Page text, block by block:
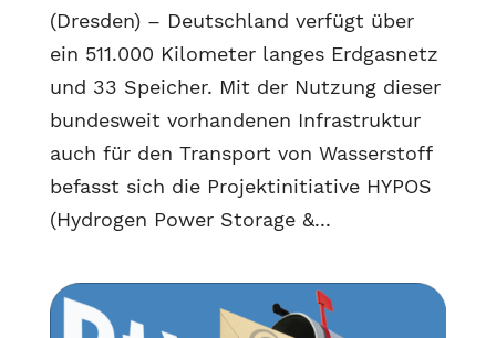
(Dresden) – Deutschland verfügt über
ein 511.000 Kilometer langes Erdgasnetz
und 33 Speicher. Mit der Nutzung dieser
bundesweit vorhandenen Infrastruktur
auch für den Transport von Wasserstoff
befasst sich die Projektinitiative HYPOS
(Hydrogen Power Storage &...